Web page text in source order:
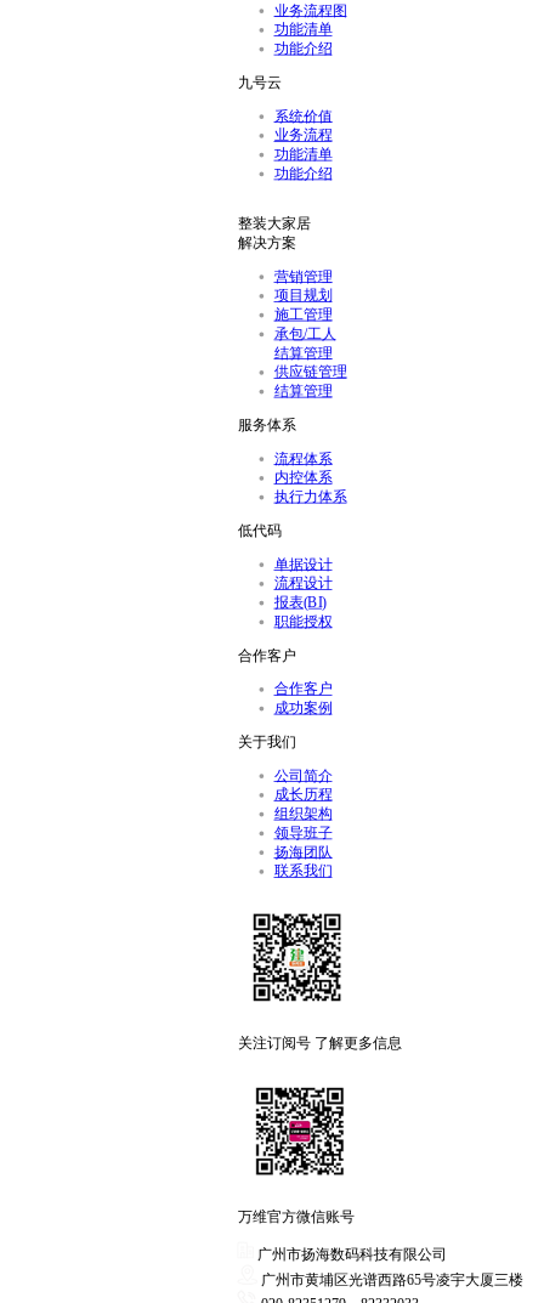
业务流程图
功能清单
功能介绍
九号云
系统价值
业务流程
功能清单
功能介绍
整装大家居
解决方案
营销管理
项目规划
施工管理
承包/工人
结算管理
供应链管理
结算管理
服务体系
流程体系
内控体系
执行力体系
低代码
单据设计
流程设计
报表(BI)
职能授权
合作客户
合作客户
成功案例
关于我们
公司简介
成长历程
组织架构
领导班子
扬海团队
联系我们
关注订阅号 了解更多信息
万维官方微信账号
广州市扬海数码科技有限公司
广州市黄埔区光谱西路65号凌宇大厦三楼